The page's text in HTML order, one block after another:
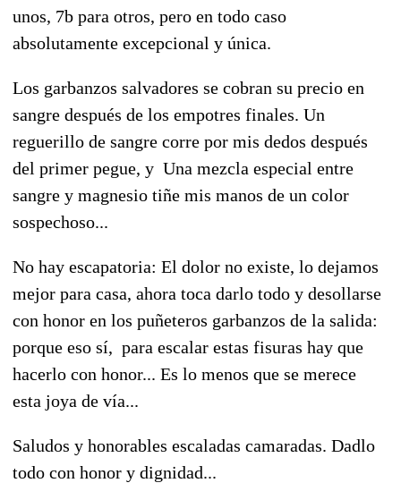
unos, 7b para otros, pero en todo caso
absolutamente excepcional y única.
Los garbanzos salvadores se cobran su precio en
sangre después de los empotres finales. Un
reguerillo de sangre corre por mis dedos después
del primer pegue, y Una mezcla especial entre
sangre y magnesio tiñe mis manos de un color
sospechoso...
No hay escapatoria: El dolor no existe, lo dejamos
mejor para casa, ahora toca darlo todo y desollarse
con honor en los puñeteros garbanzos de la salida:
porque eso sí, para escalar estas fisuras hay que
hacerlo con honor... Es lo menos que se merece
esta joya de vía...
Saludos y honorables escaladas camaradas. Dadlo
todo con honor y dignidad...